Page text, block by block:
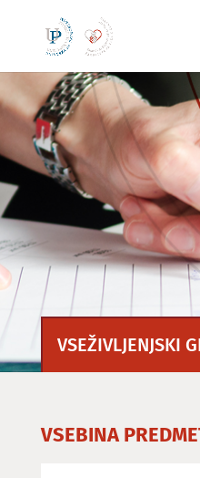
vsebino
VSEŽIVLJENJSKI
VSEBINA